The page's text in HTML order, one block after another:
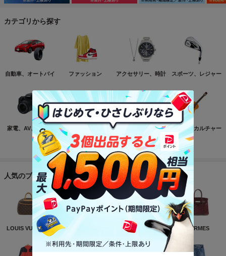
カテゴリから探す
自動車、オートバイ ファッション アクセサリー、時計 スポーツ、レジャー
家電、AV、カメラ コンピュータ おもちゃ、ゲーム ホビー、カルチャー
もっと見る
人気のブランド
LOUIS VUITTON CHANEL HERMES